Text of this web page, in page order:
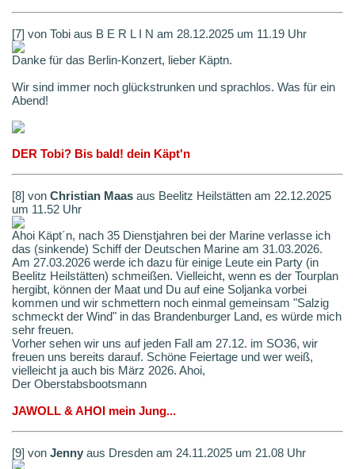
[7] von Tobi aus B E R L I N am 28.12.2025 um 11.19 Uhr
Danke für das Berlin-Konzert, lieber Käptn.
Wir sind immer noch glückstrunken und sprachlos. Was für ein
Abend!
DER Tobi? Bis bald! dein Käpt'n
[8] von Christian Maas aus Beelitz Heilstätten am 22.12.2025
um 11.52 Uhr
Ahoi Käpt´n, nach 35 Dienstjahren bei der Marine verlasse ich
das (sinkende) Schiff der Deutschen Marine am 31.03.2026.
Am 27.03.2026 werde ich dazu für einige Leute ein Party (in
Beelitz Heilstätten) schmeißen. Vielleicht, wenn es der Tourplan
hergibt, können der Maat und Du auf eine Soljanka vorbei
kommen und wir schmettern noch einmal gemeinsam "Salzig
schmeckt der Wind" in das Brandenburger Land, es würde mich
sehr freuen.
Vorher sehen wir uns auf jeden Fall am 27.12. im SO36, wir
freuen uns bereits darauf. Schöne Feiertage und wer weiß,
vielleicht ja auch bis März 2026. Ahoi,
Der Oberstabsbootsmann
JAWOLL & AHOI mein Jung...
[9] von Jenny aus Dresden am 24.11.2025 um 21.08 Uhr